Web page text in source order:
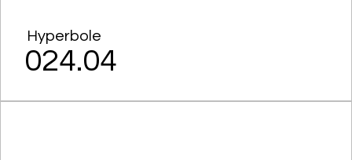
Hyperbole
024.04